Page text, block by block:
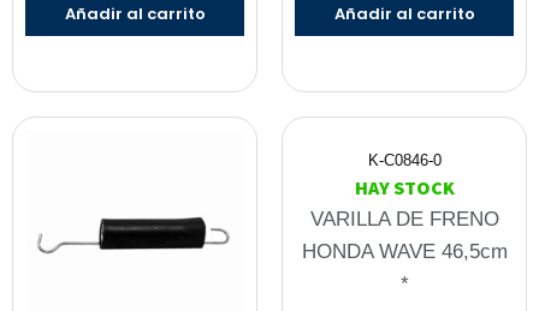
Añadir al carrito Añadir al carrito
K-C0846-0
HAY STOCK
VARILLA DE FRENO
HONDA WAVE 46,5cm
*